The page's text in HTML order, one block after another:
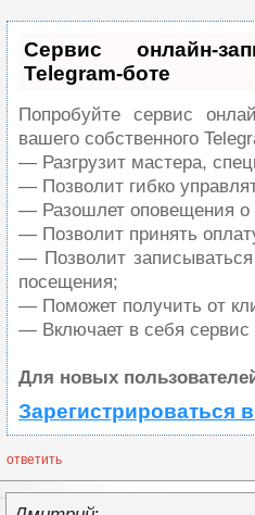
Сервис онлайн-
Telegram-боте
Попробуйте сервис
вашего собственного
— Разгрузит мастера,
— Позволит гибко
— Разошлет оповещения о
— Позволит принять
— Позволит
посещения;
— Поможет получить от
— Включает в себя сервис
Для новых
Зарегистрироваться
ответить